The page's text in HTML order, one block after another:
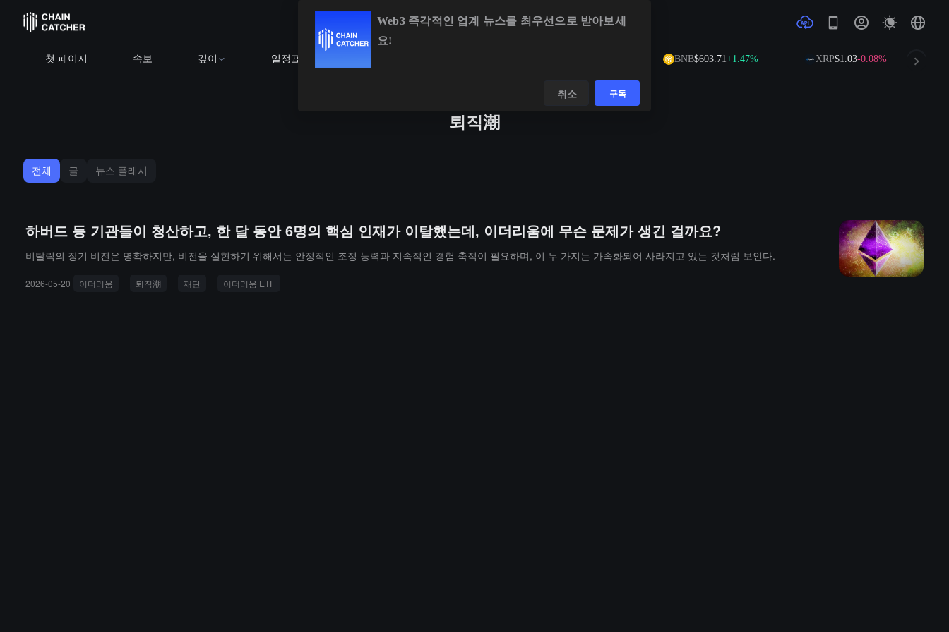
첫 페이지 속보 깊이 일정표 BNB$603.71+1.47% XRP$1.03-0.08%
퇴직潮
전체 글 뉴스 플래시
하버드 등 기관들이 청산하고, 한 달 동안 6명의 핵심 인재가 이탈했는데, 이더리움에 무슨 문제가 생긴 걸까요?
비탈릭의 장기 비전은 명확하지만, 비전을 실현하기 위해서는 안정적인 조정 능력과 지속적인 경험 축적이 필요하며, 이 두 가지는 가속화되어 사라지고 있는 것처럼 보인다.
2026-05-20 이더리움 퇴직潮 재단 이더리움 ETF
Web3 즉각적인 업계 뉴스를 최우선으로 받아보세
요!
취소 구독